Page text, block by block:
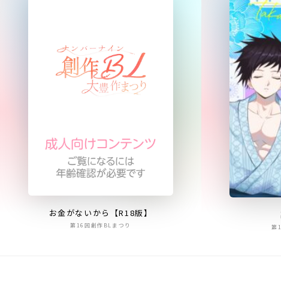
お金がないから【R18版】
第16回創作BLまつり 第